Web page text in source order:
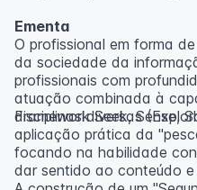
Ementa
O profissional em forma
da sociedade da
profissionais com
atuação combinada à
disciplinas diversas
Framework Seek, Sense,
aplicação prática da
focando na habilidade
dar sentido ao conteúdo